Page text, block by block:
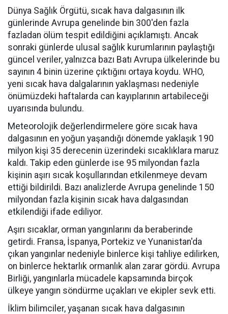
Dünya Sağlık Örgütü, sıcak hava dalgasının ilk
günlerinde Avrupa genelinde bin 300'den fazla
fazladan ölüm tespit edildiğini açıklamıştı. Ancak
sonraki günlerde ulusal sağlık kurumlarının paylaştığı
güncel veriler, yalnızca bazı Batı Avrupa ülkelerinde bu
sayının 4 binin üzerine çıktığını ortaya koydu. WHO,
yeni sıcak hava dalgalarının yaklaşması nedeniyle
önümüzdeki haftalarda can kayıplarının artabileceği
uyarısında bulundu.
Meteorolojik değerlendirmelere göre sıcak hava
dalgasının en yoğun yaşandığı dönemde yaklaşık 190
milyon kişi 35 derecenin üzerindeki sıcaklıklara maruz
kaldı. Takip eden günlerde ise 95 milyondan fazla
kişinin aşırı sıcak koşullarından etkilenmeye devam
ettiği bildirildi. Bazı analizlerde Avrupa genelinde 150
milyondan fazla kişinin sıcak hava dalgasından
etkilendiği ifade ediliyor.
Aşırı sıcaklar, orman yangınlarını da beraberinde
getirdi. Fransa, İspanya, Portekiz ve Yunanistan'da
çıkan yangınlar nedeniyle binlerce kişi tahliye edilirken,
on binlerce hektarlık ormanlık alan zarar gördü. Avrupa
Birliği, yangınlarla mücadele kapsamında birçok
ülkeye yangın söndürme uçakları ve ekipler sevk etti.
İklim bilimciler, yaşanan sıcak hava dalgasının